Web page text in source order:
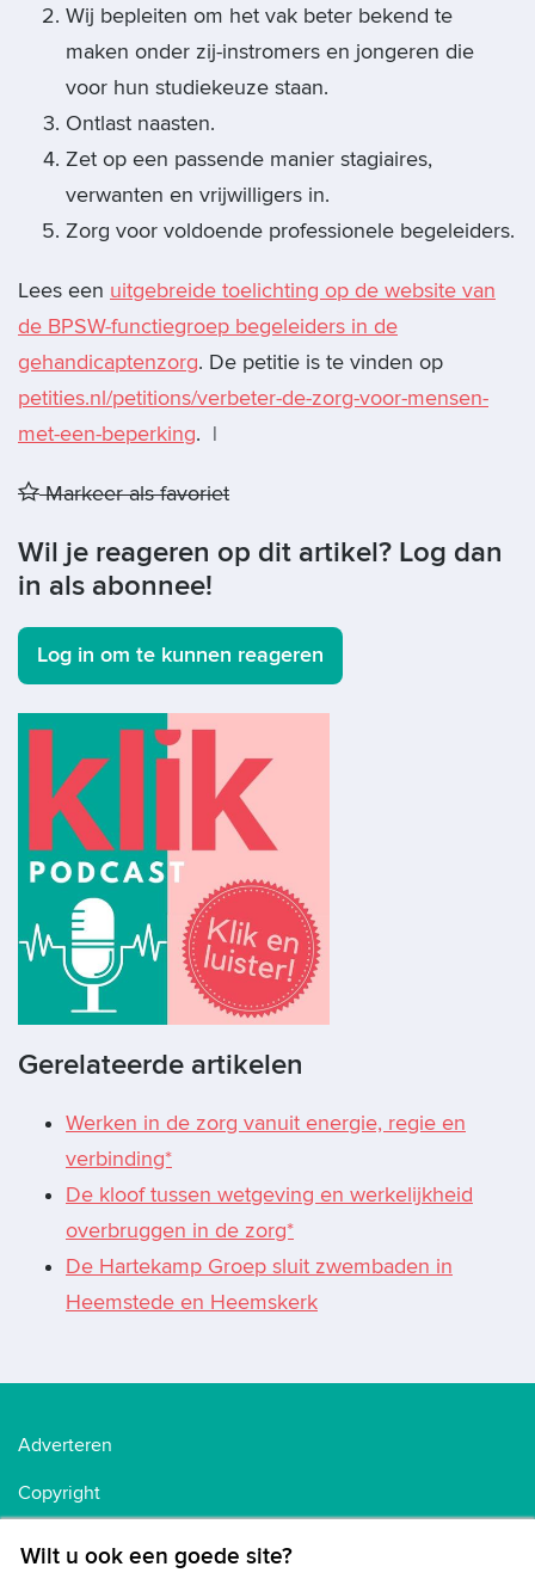
Wij bepleiten om het vak beter bekend te
maken onder zij-instromers en jongeren die
voor hun studiekeuze staan.
Ontlast naasten.
Zet op een passende manier stagiaires,
verwanten en vrijwilligers in.
Zorg voor voldoende professionele begeleiders.
Lees een uitgebreide toelichting op de website van
de BPSW-functiegroep begeleiders in de
gehandicaptenzorg. De petitie is te vinden op
petities.nl/petitions/verbeter-de-zorg-voor-mensen-
met-een-beperking. |
Markeer als favoriet
Wil je reageren op dit artikel? Log dan
in als abonnee!
Log in om te kunnen reageren
Gerelateerde artikelen
Werken in de zorg vanuit energie, regie en
verbinding*
De kloof tussen wetgeving en werkelijkheid
overbruggen in de zorg*
De Hartekamp Groep sluit zwembaden in
Heemstede en Heemskerk
Adverteren
Copyright
Wilt u ook een goede site?